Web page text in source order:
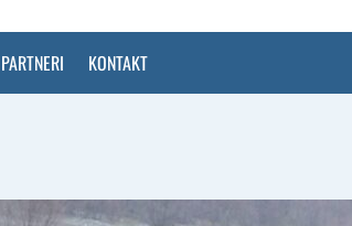
PARTNERI KONTAKT